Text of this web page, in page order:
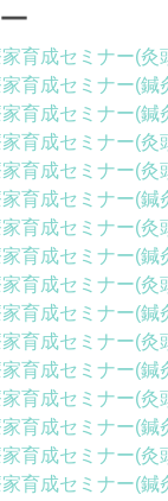
育成セミナー(灸
育成セミナー(鍼
育成セミナー(鍼
育成セミナー(灸
育成セミナー(灸
育成セミナー(鍼
育成セミナー(灸
育成セミナー(鍼
育成セミナー(灸
育成セミナー(鍼
育成セミナー(灸
育成セミナー(鍼
育成セミナー(灸
育成セミナー(鍼
育成セミナー(灸
育成セミナー(鍼